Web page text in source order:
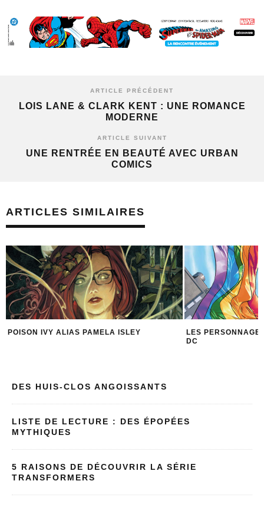
ARTICLE PRÉCÉDENT
LOIS LANE & CLARK KENT : UNE ROMANCE
MODERNE
ARTICLE SUIVANT
UNE RENTRÉE EN BEAUTÉ AVEC URBAN
COMICS
ARTICLES SIMILAIRES
LES PERSONNAGES QUEER DE L’UNIVERS
LES HÉROÏNES DC
QUOTIDIEN !
DES HUIS-CLOS ANGOISSANTS
LISTE DE LECTURE : DES ÉPOPÉES
MYTHIQUES
5 RAISONS DE DÉCOUVRIR LA SÉRIE
TRANSFORMERS